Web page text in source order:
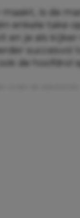
is de
enkele take
en je als
succesvol
de hoofdrol